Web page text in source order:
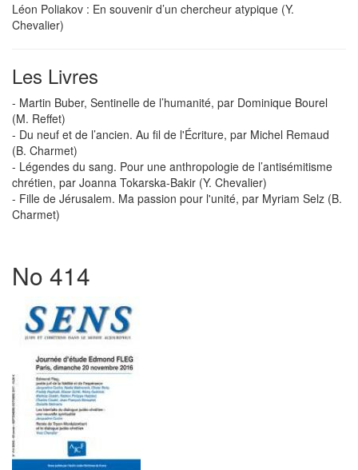
Léon Poliakov : En souvenir d’un chercheur atypique (Y.
Chevalier)
Les Livres
- Martin Buber, Sentinelle de l’humanité, par Dominique Bourel
(M. Reffet)
- Du neuf et de l’ancien. Au fil de l'Écriture, par Michel Remaud
(B. Charmet)
- Légendes du sang. Pour une anthropologie de l’antisémitisme
chrétien, par Joanna Tokarska-Bakir (Y. Chevalier)
- Fille de Jérusalem. Ma passion pour l'unité, par Myriam Selz (B.
Charmet)
No 414